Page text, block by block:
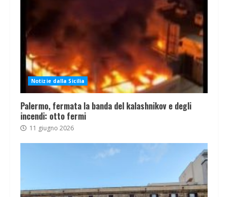
Notizie dalla Sicilia
Palermo, fermata la banda del kalashnikov e degli
incendi: otto fermi
11 giugno 2026